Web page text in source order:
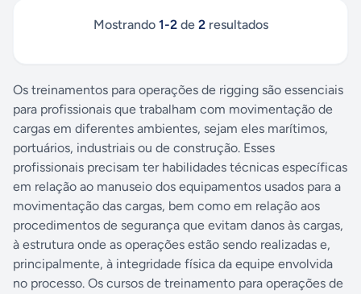
Mostrando 1-2de 2resultados
Os treinamentos para operações de rigging são essenciais
para profissionais que trabalham com movimentação de
cargas em diferentes ambientes, sejam eles marítimos,
portuários, industriais ou de construção. Esses
profissionais precisam ter habilidades técnicas específicas
em relação ao manuseio dos equipamentos usados para a
movimentação das cargas, bem como em relação aos
procedimentos de segurança que evitam danos às cargas,
à estrutura onde as operações estão sendo realizadas e,
principalmente, à integridade física da equipe envolvida
no processo. Os cursos de treinamento para operações de